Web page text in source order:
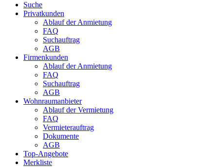
Suche
Privatkunden
Ablauf der Anmietung
FAQ
Suchauftrag
AGB
Firmenkunden
Ablauf der Anmietung
FAQ
Suchauftrag
AGB
Wohnraumanbieter
Ablauf der Vermietung
FAQ
Vermieterauftrag
Dokumente
AGB
Top-Angebote
Merkliste